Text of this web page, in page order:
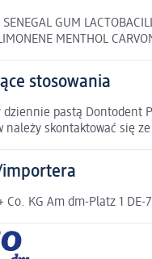
GUM
MENTHOL
stosowania
dziennie pastą
należy skontaktować się
KG Am dm-Platz 1